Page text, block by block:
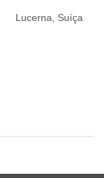
Lucerna, Suíça